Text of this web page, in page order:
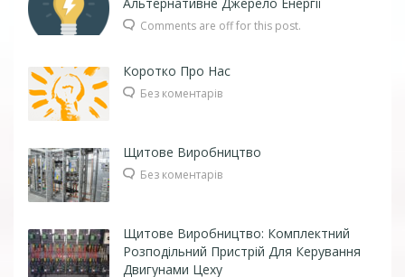
Comments are off for this post.
Коротко Про Нас
Без коментарів
Щитове Виробництво
Без коментарів
Щитове Виробництво: Комплектний
Розподільний Пристрій Для Керування
Двигунами Цеху